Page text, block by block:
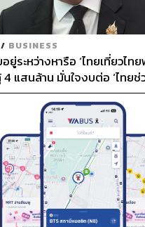
เฟรเซอร์ ไพรซ์ นักกีฬากรี
/ BUSINESS
อยู่ระหว่างหารือ ‘ไทยเที่ยวไท
แสนล้าน มั่นใจงบต่อ ‘ไทยช่
งพอ